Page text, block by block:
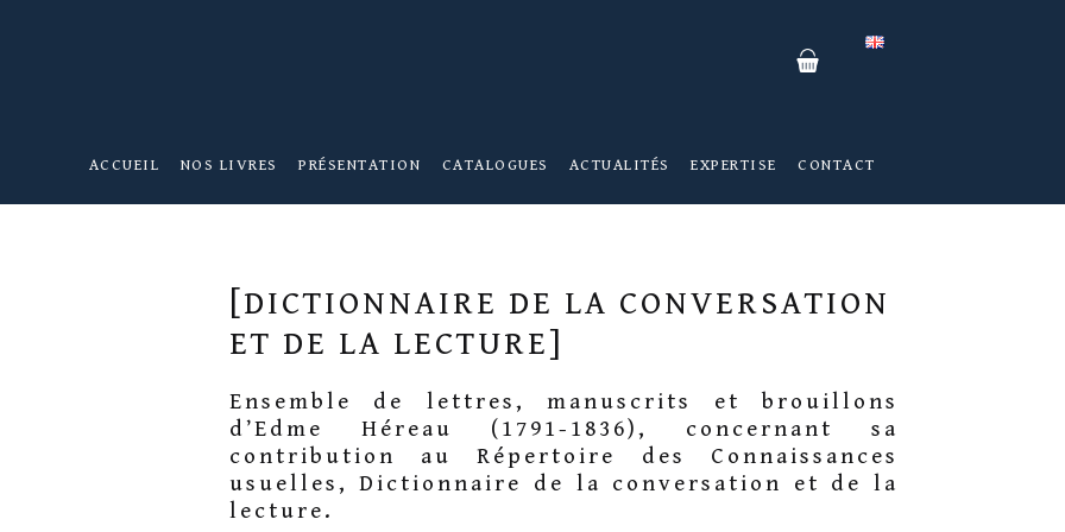
Panier
ACCUEIL NOS LIVRES PRÉSENTATION CATALOGUES ACTUALITÉS EXPERTISE CONTACT
[DICTIONNAIRE DE LA CONVERSATION
ET DE LA LECTURE]
Ensemble de lettres, manuscrits et brouillons
d’Edme Héreau (1791-1836), concernant sa
contribution au Répertoire des Connaissances
usuelles, Dictionnaire de la conversation et de la
lecture.